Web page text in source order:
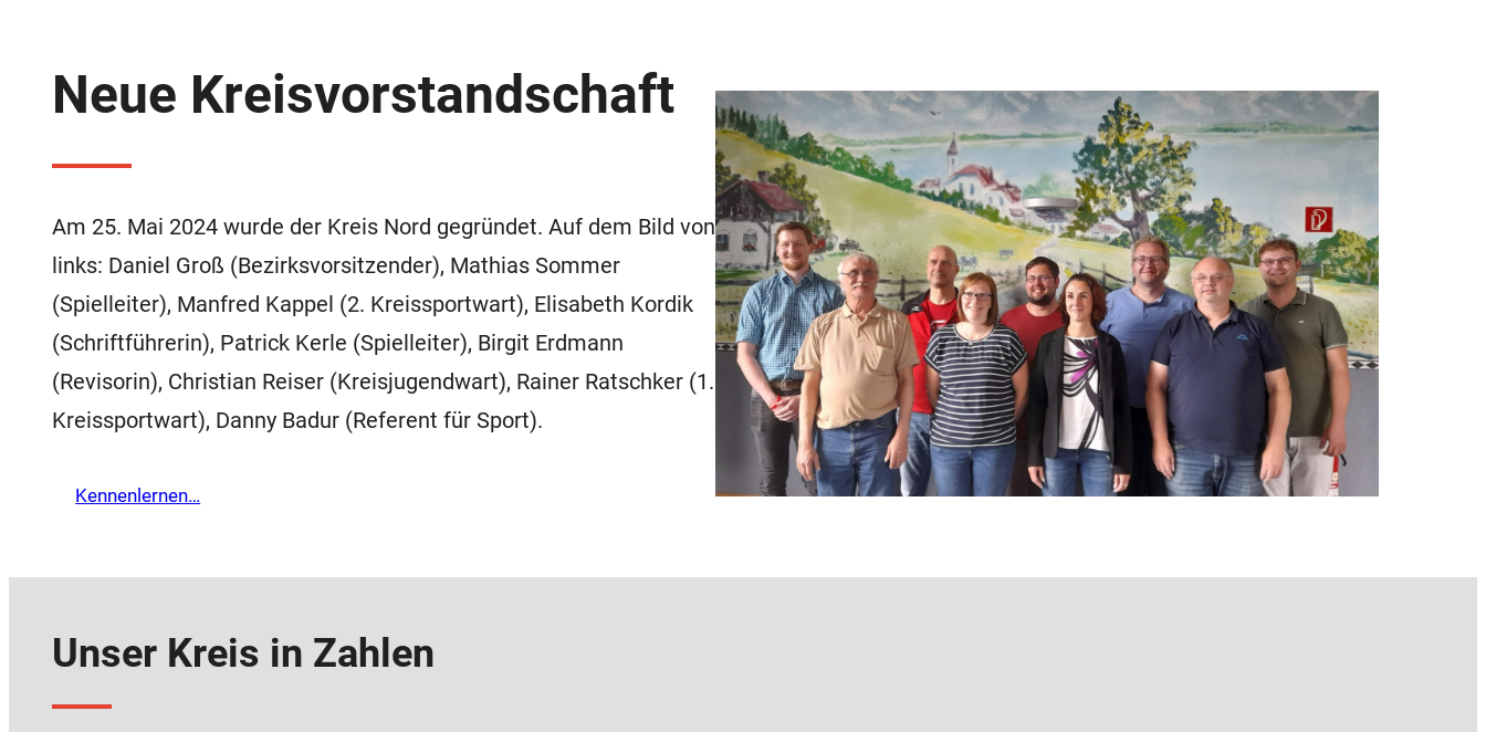
Neue Kreisvorstandschaft
Am 25. Mai 2024 wurde der Kreis Nord gegründet. Auf dem Bild von
links: Daniel Groß (Bezirksvorsitzender), Mathias Sommer
(Spielleiter), Manfred Kappel (2. Kreissportwart), Elisabeth Kordik
(Schriftführerin), Patrick Kerle (Spielleiter), Birgit Erdmann
(Revisorin), Christian Reiser (Kreisjugendwart), Rainer Ratschker (1.
Kreissportwart), Danny Badur (Referent für Sport).
Kennenlernen…
Unser Kreis in Zahlen